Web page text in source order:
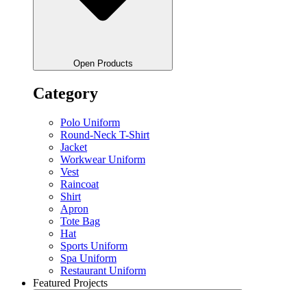
Open Products
Category
Polo Uniform
Round-Neck T-Shirt
Jacket
Workwear Uniform
Vest
Raincoat
Shirt
Apron
Tote Bag
Hat
Sports Uniform
Spa Uniform
Restaurant Uniform
Featured Projects